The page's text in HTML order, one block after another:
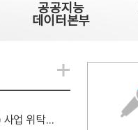
공공지능
데이터본부
[조달입찰공고] 2026년 공공 AI CCTV 전환(울산광역시) 사업 위탁감리
알림관련 더보기